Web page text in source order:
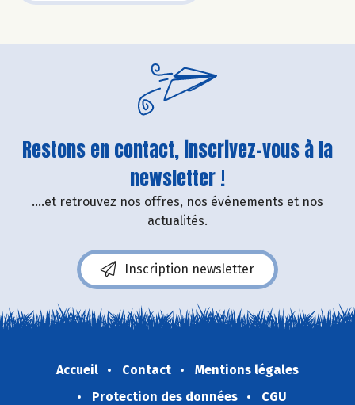
Restons en contact, inscrivez-vous à la
newsletter !
....et retrouvez nos offres, nos événements et nos
actualités.
Inscription newsletter
Accueil Contact
Mentions légales
Protection des données
CGU